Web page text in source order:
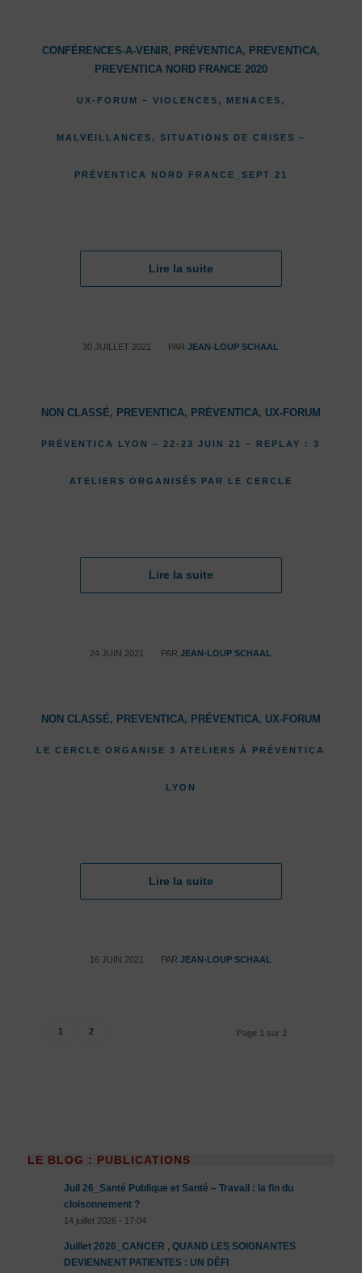
CONFÉRENCES-A-VENIR, PRÉVENTICA, PREVENTICA,
PREVENTICA NORD FRANCE 2020
UX-FORUM – VIOLENCES, MENACES,
MALVEILLANCES, SITUATIONS DE CRISES –
PRÉVENTICA NORD FRANCE_SEPT 21
Lire la suite
30 JUILLET 2021
/ PARJEAN-LOUP SCHAAL
NON CLASSÉ, PREVENTICA, PRÉVENTICA, UX-FORUM
PRÉVENTICA LYON – 22-23 JUIN 21 – REPLAY : 3
ATELIERS ORGANISÉS PAR LE CERCLE
Lire la suite
24 JUIN 2021
/ PARJEAN-LOUP SCHAAL
NON CLASSÉ, PREVENTICA, PRÉVENTICA, UX-FORUM
LE CERCLE ORGANISE 3 ATELIERS À PRÉVENTICA
LYON
Lire la suite
16 JUIN 2021
/ PARJEAN-LOUP SCHAAL
Page 1 sur 2
1 2
LE BLOG : PUBLICATIONS
Juil 26_Santé Publique et Santé – Travail : la fin du
cloisonnement ?
14 juillet 2026 - 17:04
Juillet 2026_CANCER , QUAND LES SOIGNANTES
DEVIENNENT PATIENTES : UN DÉFI